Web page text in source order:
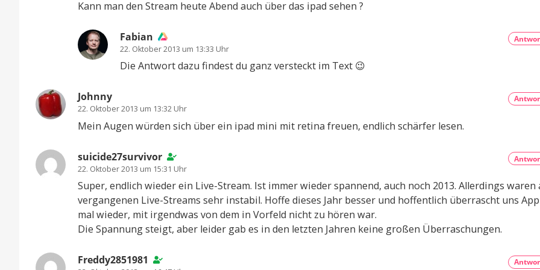
Kann man den Stream heute Abend auch über das ipad sehen ?
Fabian
22. Oktober 2013 um 13:33 Uhr
Die Antwort dazu findest du ganz versteckt im Text 😉
Johnny
22. Oktober 2013 um 13:32 Uhr
Mein Augen würden sich über ein ipad mini mit retina freuen, endlich schärfer lesen.
suicide27survivor
22. Oktober 2013 um 15:31 Uhr
Super, endlich wieder ein Live-Stream. Ist immer wieder spannend, auch noch 2013. Allerdings waren
vergangenen Live-Streams sehr instabil. Hoffe dieses Jahr besser und hoffentlich überrascht uns
mal wieder, mit irgendwas von dem in Vorfeld nicht zu hören war.
Die Spannung steigt, aber leider gab es in den letzten Jahren keine großen Überraschungen.
Freddy2851981